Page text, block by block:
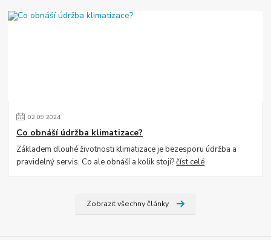
02.09.2024
Co obnáší údržba klimatizace?
Základem dlouhé životnosti klimatizace je bezesporu údržba a
pravidelný servis. Co ale obnáší a kolik stoji?číst celé
Zobrazit všechny články